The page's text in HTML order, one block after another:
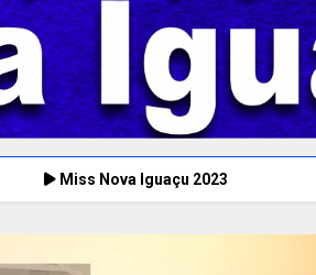
Miss Nova Iguaçu 2023